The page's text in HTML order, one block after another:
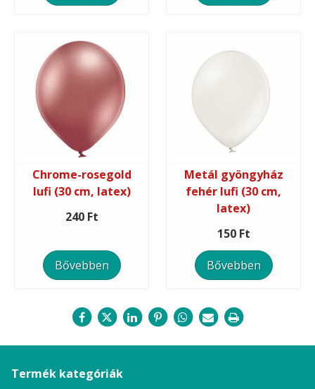
Chrome-rosegold
lufi (30 cm, latex)
240 Ft
Bővebben
Metál gyöngyház
fehér lufi (30 cm,
latex)
150 Ft
Bővebben
Termék kategóriák